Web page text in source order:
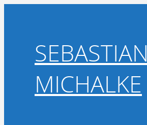
SEBASTIAN
MICHALKE